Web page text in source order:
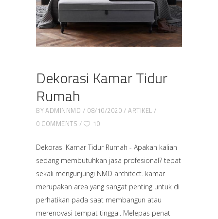
Dekorasi Kamar Tidur
Rumah
BYADMINNMD 08/10/2020
ARTIKEL
0 COMMENTS
10
Dekorasi Kamar Tidur Rumah - Apakah kalian
sedang membutuhkan jasa profesional? tepat
sekali mengunjungi NMD architect. kamar
merupakan area yang sangat penting untuk di
perhatikan pada saat membangun atau
merenovasi tempat tinggal. Melepas penat